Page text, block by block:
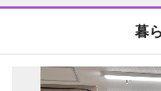
暮